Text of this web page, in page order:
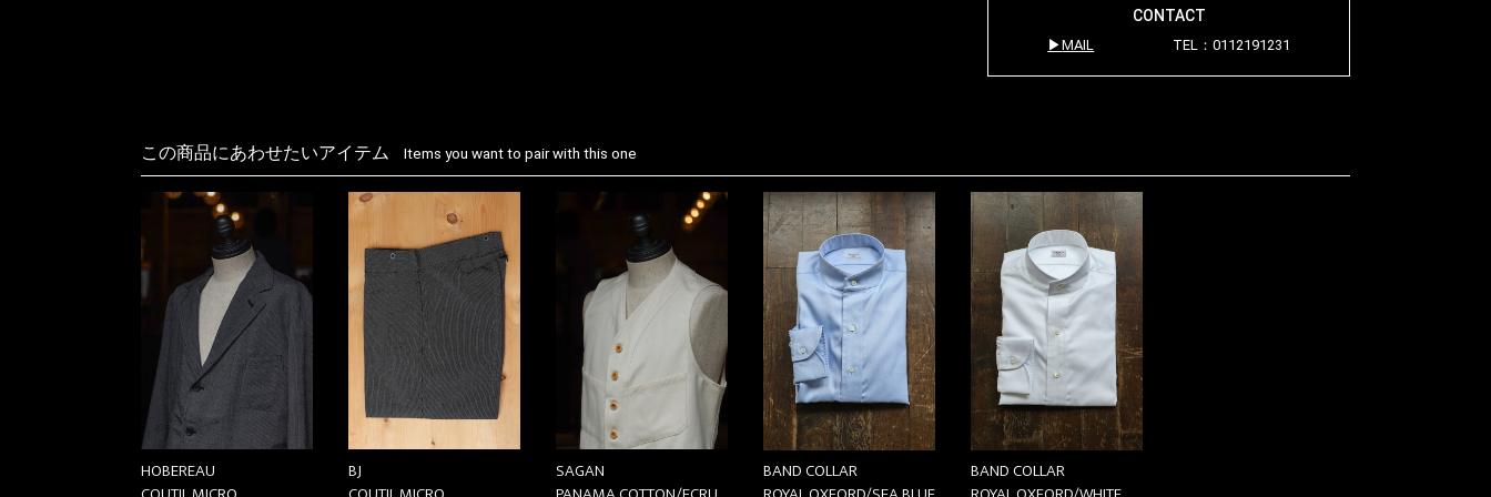
CONTACT
MAIL TEL：0112191231
この商品にあわせたいアイテム Items you want to pair with this one
HOBEREAU
BJ
SAGAN
BAND COLLAR
BAND COLLAR